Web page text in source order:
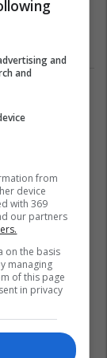
mbeti i
në 55
and
and
from
device
with 369
our partners
on the basis
managing
of this page
in privacy